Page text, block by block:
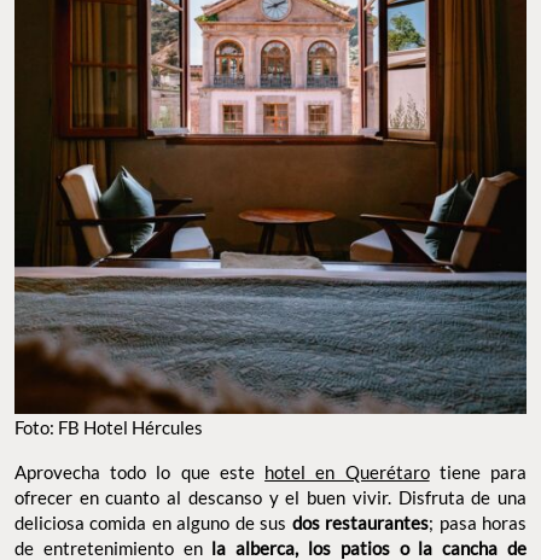
Foto: FB Hotel Hércules
Aprovecha todo lo que este hotel en Querétarotiene para
ofrecer en cuanto al descanso y el buen vivir. Disfruta de una
deliciosa comida en alguno de sus dos restaurantes; pasa horas
de entretenimiento en la alberca, los patios o la cancha de